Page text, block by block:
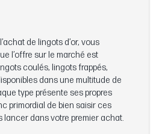
de lingots d’or, vous
l’offre sur le marché est
coulés, lingots frappés,
dans une multitude de
type présente ses propres
primordial de bien saisir ces
dans votre premier achat.